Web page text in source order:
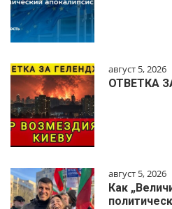
август 5, 2026
ОТВЕТКА
август 5, 2026
Как